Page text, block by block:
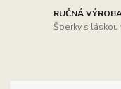
RUČNÁ
Šperky s